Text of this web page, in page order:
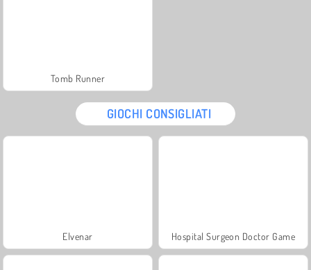
Tomb Runner
GIOCHI CONSIGLIATI
Elvenar Hospital Surgeon Doctor Game